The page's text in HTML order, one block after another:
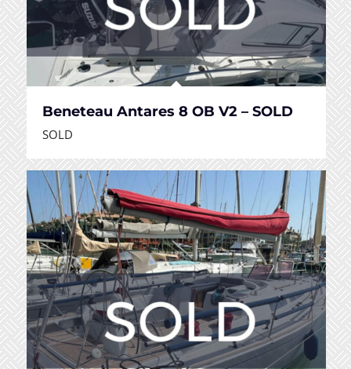
Beneteau Antares 8 OB V2 – SOLD
SOLD